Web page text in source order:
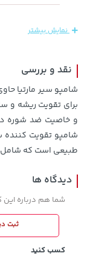
148,000 تومان
نمایش بیشتر
نقد و بررسی
شامپو سیر مارتیا
برای تقویت ریشه و
و خاصیت ضد شوره
طبیعی است که شامل
دیدگاه ها
شما هم درباره این
ثبت
کسب کنید